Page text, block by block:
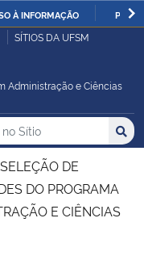
À INFORMAÇÃO
SÍTIOS DA UFSM
Administração e Ciências
no no Sítio
SELEÇÃO DE
DO PROGRAMA
E CIÊNCIAS